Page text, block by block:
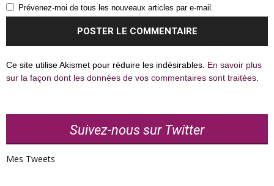
Prévenez-moi de tous les nouveaux articles par e-mail.
Ce site utilise Akismet pour réduire les indésirables. En savoir plus
sur la façon dont les données de vos commentaires sont traitées.
Suivez-nous sur Twitter
Mes Tweets